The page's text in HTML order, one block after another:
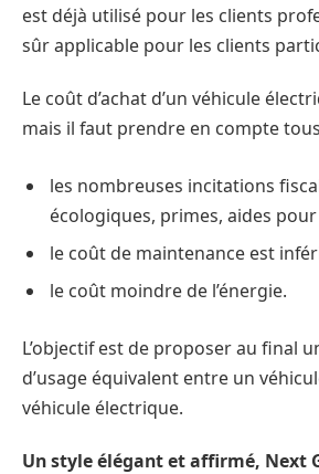
est déjà utilisé pour les clients
sûr applicable pour les clients
Le coût d’achat d’un véhicule
mais il faut prendre en compte
les nombreuses incitations
écologiques, primes, aides
le coût de maintenance est
le coût moindre de l’énergie.
L’objectif est de proposer au final
d’usage équivalent entre un
véhicule électrique.
Un style élégant et affirmé, Next